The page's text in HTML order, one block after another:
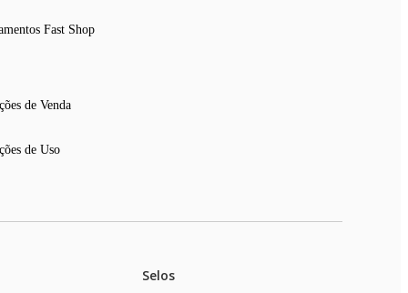
Fast Shop
de Venda
de Uso
Selos